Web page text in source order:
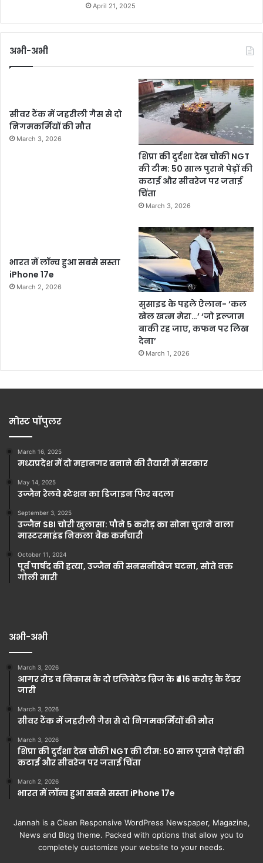
April 21, 2025
अभी-अभी
सीवर टैंक में जहरीली गैस से दो
निगमकर्मियों की मौत
March 3, 2026
शिप्रा की दुर्दशा देख चौंकी NGT
की टीम: 50 साल पुराने पेड़ों की
कटाई और सीवरेज पर जताई
चिंता
March 3, 2026
भारत में लॉन्च हुआ सबसे सस्ता
iPhone 17e
March 2, 2026
सुसाइड के पहले ऐलान- ‘कल
खेल खत्म मेरा…’ ‘जो इल्जाम
बाकी रह जाए, कफन पर लिख
देना’
March 1, 2026
मोस्ट पॉपुलर
March 16, 2025
मध्यप्रदेश में दो महानगर बनाने की तैयारी में सरकार
May 14, 2025
उज्जैन रेलवे स्टेशन का डिजाइन फिर बदला
September 3, 2025
उज्जैन SBI चोरी खुलासा: पौने 5 करोड़ का सोना चुराने वाला
मास्टरमाइंड निकला बैंक कर्मचारी
October 11, 2024
पूर्व पार्षद की हत्या, उज्जैन की सनसनीखेज घटना, सोते वक्त
गोली मारी
अभी-अभी
March 3, 2026
आगर रोड व निकास के दो एलिवेटेड ब्रिज के ₹416 करोड़ के टेंडर
जारी
March 3, 2026
सीवर टैंक में जहरीली गैस से दो निगमकर्मियों की मौत
March 3, 2026
शिप्रा की दुर्दशा देख चौंकी NGT की टीम: 50 साल पुराने पेड़ों की
कटाई और सीवरेज पर जताई चिंता
March 2, 2026
भारत में लॉन्च हुआ सबसे सस्ता iPhone 17e
Jannah is a Clean Responsive WordPress Newspaper, Magazine,
News and Blog theme. Packed with options that allow you to
completely customize your website to your needs.